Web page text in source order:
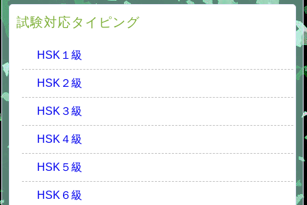
試験対応タイピング
HSK１級
HSK２級
HSK３級
HSK４級
HSK５級
HSK６級